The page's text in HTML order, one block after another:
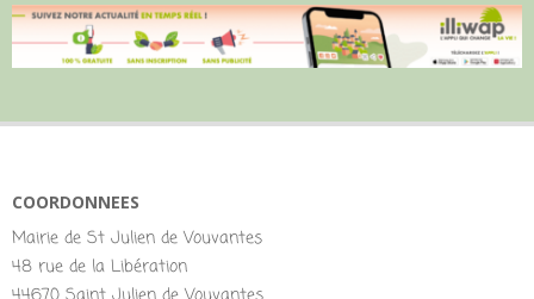
COORDONNEES
Mairie de St Julien de Vouvantes
48 rue de la Libération